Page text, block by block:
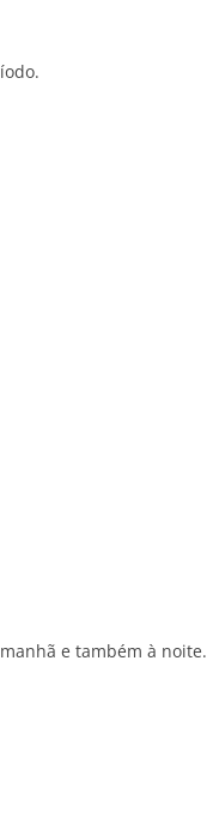
e também à noite.